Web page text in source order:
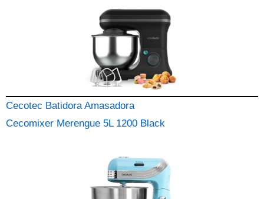
Cecotec Batidora Amasadora
Cecomixer Merengue 5L 1200 Black